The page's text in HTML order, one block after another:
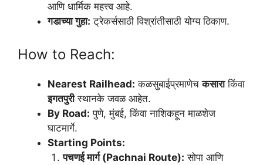
आणि धार्मिक महत्त्व आहे.
गडाच्या गुहा: ट्रेकर्ससाठी विश्रांतीसाठी योग्य ठिकाण.
How to Reach:
Nearest Railhead: कळसुबाईप्रमाणेचकसाराकिंवा
इगतपुरीस्थानके जवळ आहेत.
By Road: पुणे, मुंबई, किंवा नाशिकहून माळशेज
घाटमार्गे.
Starting Points:
पचणई मार्ग (Pachnai Route): सोपा आणि